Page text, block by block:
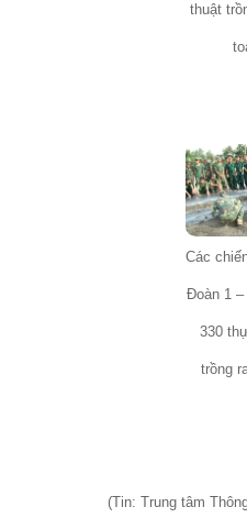
thuật
Các
Đoàn 1
330
trồng
(Tin: Trung tâm